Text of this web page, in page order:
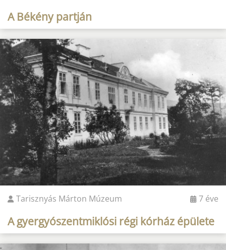
A Békény partján
Tarisznyás Márton Múzeum 7 éve
A gyergyószentmiklósi régi kórház épülete